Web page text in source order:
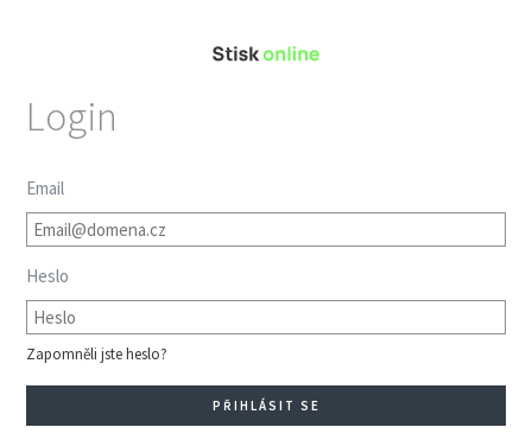
Login
Email
Heslo
Zapomněli jste heslo?